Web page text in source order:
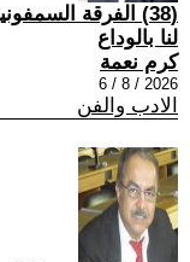
(38) الفرقة
لنا بالوداع
كرم نعمة
2026 / 8 / 6
الادب والفن